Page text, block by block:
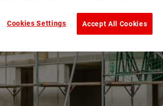
Accept All Cookies
Cookies Settings